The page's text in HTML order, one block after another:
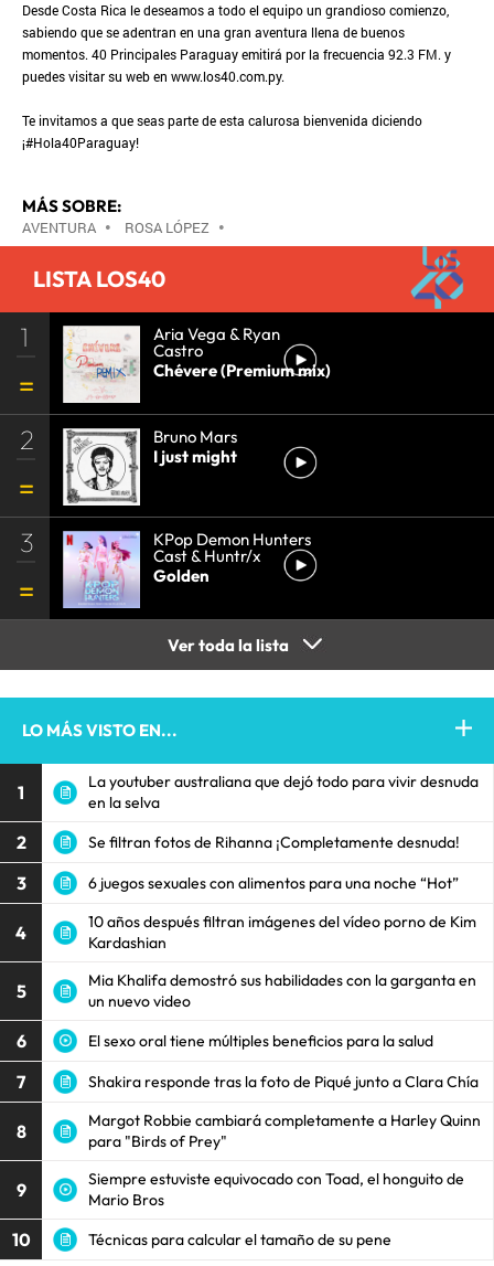
Desde Costa Rica le deseamos a todo el equipo un grandioso comienzo,
sabiendo que se adentran en una gran aventura llena de buenos
momentos. 40 Principales Paraguay emitirá por la frecuencia 92.3 FM. y
puedes visitar su web en www.los40.com.py.
Te invitamos a que seas parte de esta calurosa bienvenida diciendo
¡#Hola40Paraguay!
MÁS SOBRE:
AVENTURA • ROSA LÓPEZ •
LISTA LOS40
1 Aria Vega & Ryan
Castro
Chévere (Premium mix)
2
Bruno Mars
I just might
3 KPop Demon Hunters
Cast & Huntr/x
Golden
Ver toda la lista
LO MÁS VISTO EN...
1
La youtuber australiana que dejó todo para vivir desnuda
en la selva
2 Se filtran fotos de Rihanna ¡Completamente desnuda!
3 6 juegos sexuales con alimentos para una noche “Hot”
4
10 años después filtran imágenes del vídeo porno de Kim
Kardashian
5
Mia Khalifa demostró sus habilidades con la garganta en
un nuevo video
6 El sexo oral tiene múltiples beneficios para la salud
7 Shakira responde tras la foto de Piqué junto a Clara Chía
8
Margot Robbie cambiará completamente a Harley Quinn
para "Birds of Prey"
9
Siempre estuviste equivocado con Toad, el honguito de
Mario Bros
10 Técnicas para calcular el tamaño de su pene